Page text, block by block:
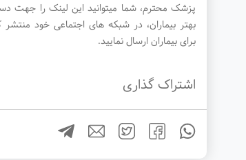
پزشک محترم، شما میتوانید این لینک را جهت
بهتر بیماران، در شبکه های اجتماعی خود منتشر
برای بیماران ارسال نمایید.
اشتراک گذاری